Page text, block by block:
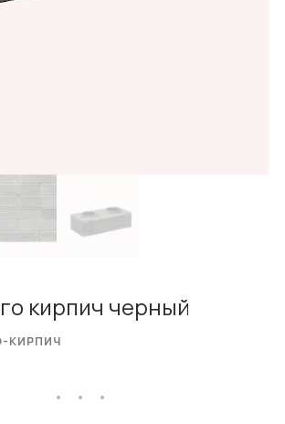
кирпич черный
КИРПИЧ